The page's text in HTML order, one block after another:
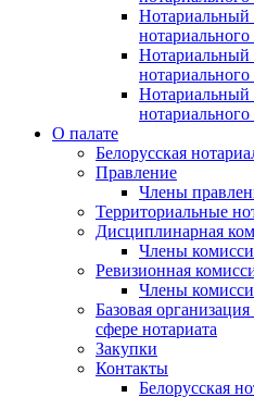
Нотариальный
нотариального
Нотариальный
нотариального
Нотариальный
нотариального
О палате
Белорусская
Правление
Члены
Территориальные
Дисциплинарная
Члены
Ревизионная
Члены
Базовая
сфере нотариата
Закупки
Контакты
Белорусская